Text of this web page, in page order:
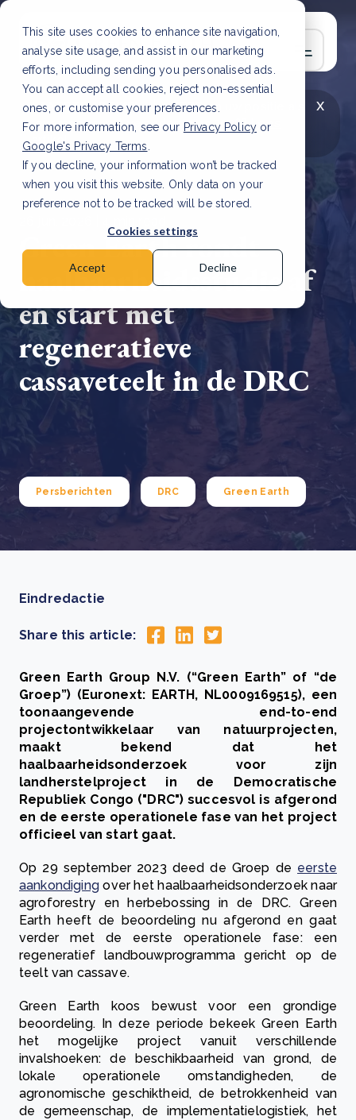
This site uses cookies to enhance site navigation,
analyse site usage, and assist in our marketing
efforts, including sending you personalised ads.
You can accept all cookies, reject non-essential
ones, or customise your preferences.
For more information, see our Privacy Policy or
Google's Privacy Terms
If you decline, your information won’t be tracked
when you visit this website. Only data on your
preference not to be tracked will be stored.
Cookies settings
Accept Decline
x
LAATSTE ARTIKEL
CSRD en uw positie als
leverancier: wat verandert er in 2026?Lees
artikel
Green Earth rondt
haalbaarheidsstudie af
en start met
regeneratieve
cassaveteelt in de DRC
Persberichten DRC Green Earth
Eindredactie
Share this article:
Green Earth Group N.V. (“Green Earth” of “de
Groep”) (Euronext: EARTH, NL0009169515), een
toonaangevende end-to-end
projectontwikkelaar van natuurprojecten,
maakt bekend dat het
haalbaarheidsonderzoek voor zijn
landherstelproject in de Democratische
Republiek Congo ("DRC") succesvol is afgerond
en de eerste operationele fase van het project
officieel van start gaat.
Op 29 september 2023 deed de Groep de eerste
aankondigingover het haalbaarheidsonderzoek naar
agroforestry en herbebossing in de DRC. Green
Earth heeft de beoordeling nu afgerond en gaat
verder met de eerste operationele fase: een
regeneratief landbouwprogramma gericht op de
teelt van cassave.
Green Earth koos bewust voor een grondige
beoordeling. In deze periode bekeek Green Earth
het mogelijke project vanuit verschillende
invalshoeken: de beschikbaarheid van grond, de
lokale operationele omstandigheden, de
agronomische geschiktheid, de betrokkenheid van
de gemeenschap, de implementatielogistiek, het